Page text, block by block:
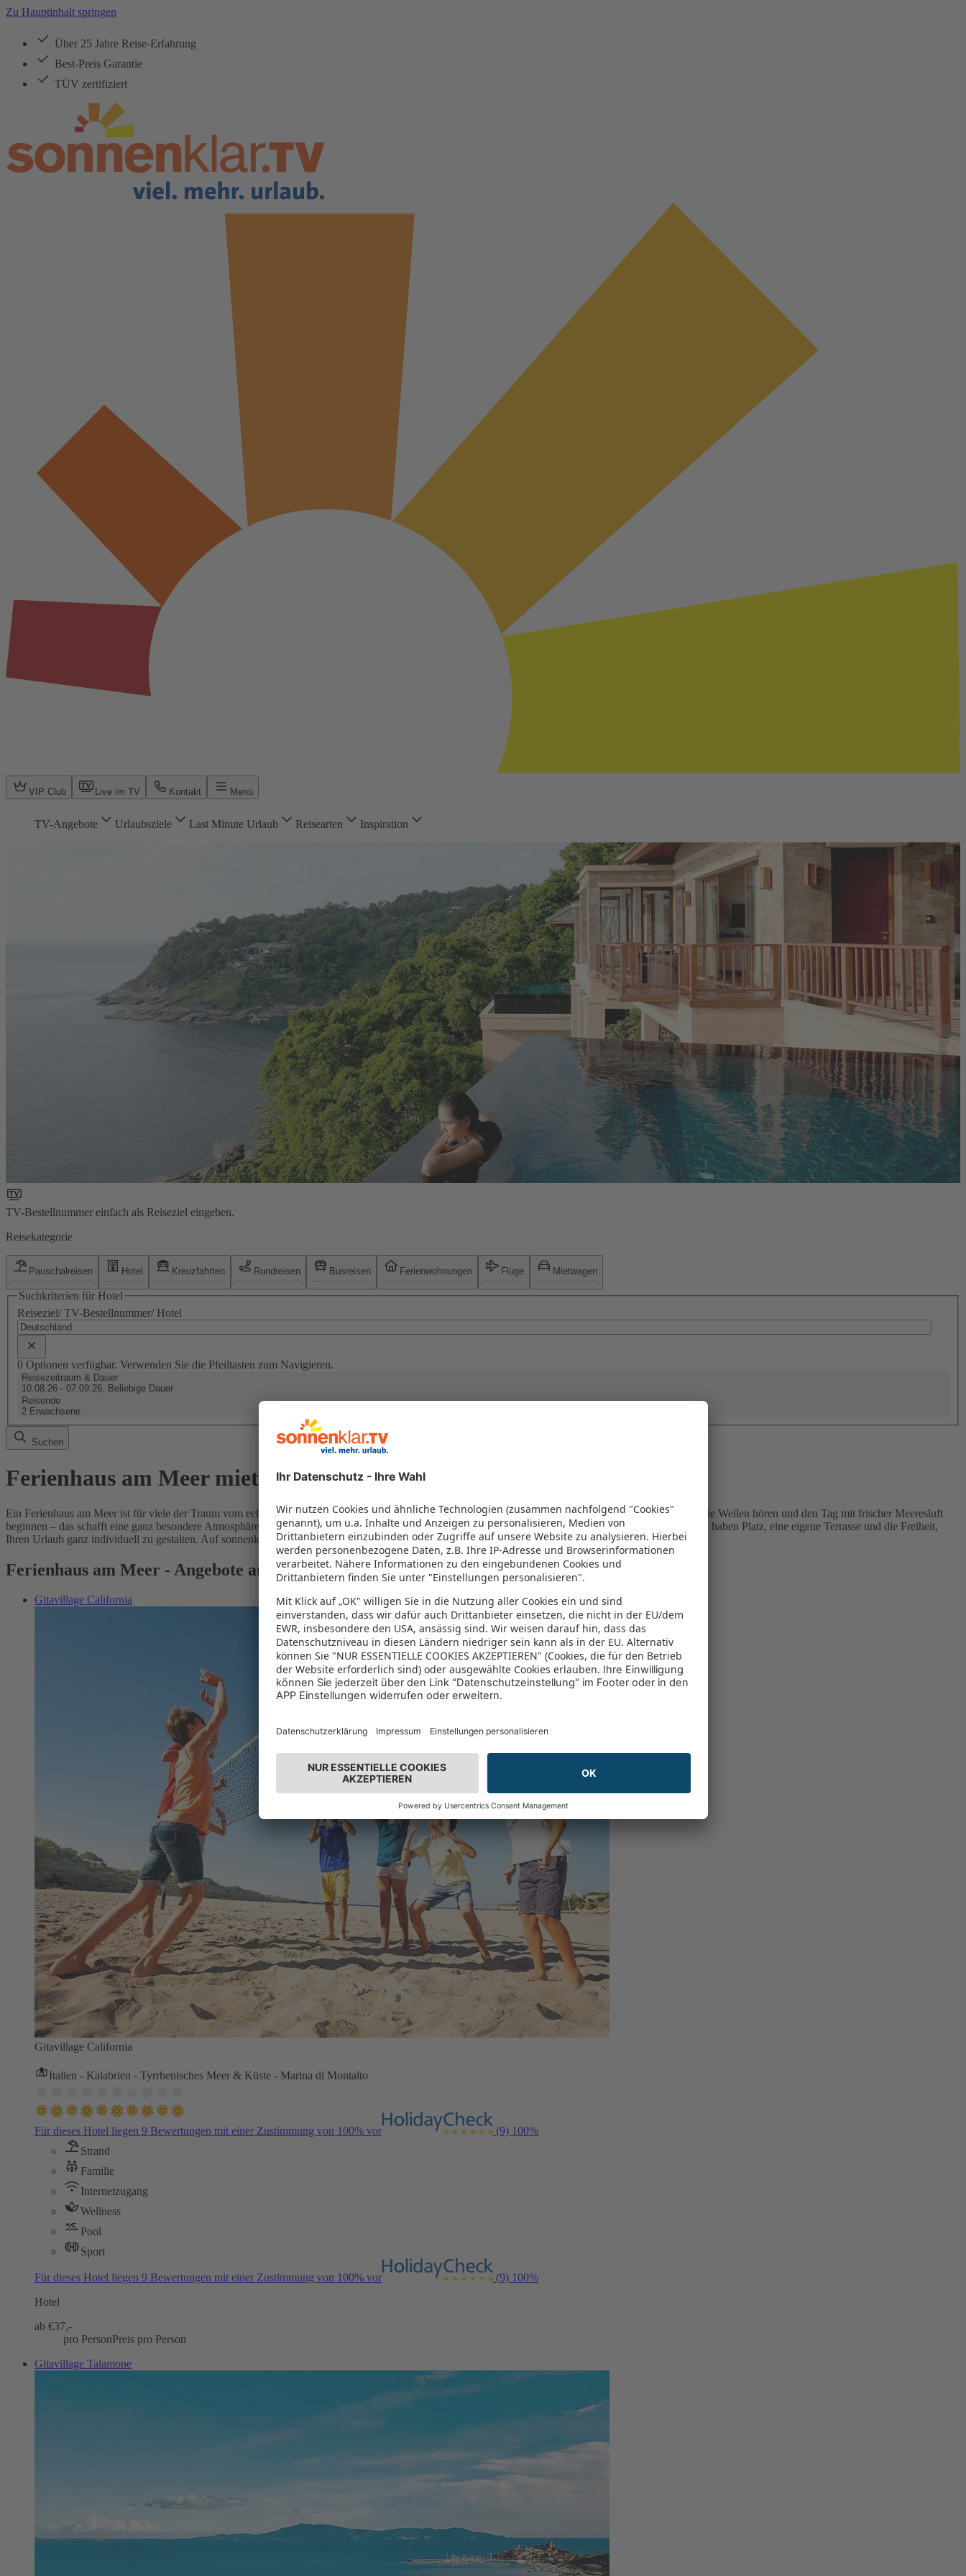
Zu Hauptinhalt springen
Über 25 Jahre Reise-Erfahrung
Best-Preis Garantie
TÜV zertifiziert
VIP Club Live im TV Kontakt Menü
TV-Angebote Urlaubsziele Last Minute Urlaub Reisearten Inspiration
TV-Bestellnummer einfach als Reiseziel eingeben.
Reisekategorie
Pauschalreisen Hotel Kreuzfahrten Rundreisen Busreisen Ferienwohnungen Flüge Mietwagen
Suchkriterien für Hotel
Reiseziel/ TV-Bestellnummer/ Hotel
0 Optionen verfügbar. Verwenden Sie die Pfeiltasten zum Navigieren.
Reisezeitraum & Dauer
10.08.26 - 07.09.26, Beliebige Dauer
Reisende
2 Erwachsene
Suchen
Ferienhaus am Meer mieten
Ein Ferienhaus am Meer ist für viele der Traum vom echten Urlaubsglück. Direkt am Strand oder nur wenige Schritte vom Wasser entfernt aufzuwachen, die Wellen hören und den Tag mit frischer Meeresluft
beginnen – das schafft eine ganz besondere Atmosphäre. Ob an der Nord- oder Ostsee, an der Adria in Kroatien, am Mittelmeer in Spanien oder Italien: Sie haben Platz, eine eigene Terrasse und die Freiheit,
Ihren Urlaub ganz individuell zu gestalten. Auf sonnenklar.TV finden Sie eine große Auswahl an schönen Ferienhäusern am Meer.
Ferienhaus am Meer - Angebote auf sonnenklar.TV
Gitavillage California
Gitavillage California
Italien - Kalabrien - Tyrrhenisches Meer & Küste - Marina di Montalto
Für dieses Hotel liegen 9 Bewertungen mit einer Zustimmung von 100% vor (9) 100%
Strand
Familie
Internetzugang
Wellness
Pool
Sport
Für dieses Hotel liegen 9 Bewertungen mit einer Zustimmung von 100% vor (9) 100%
Hotel
ab €37,-
pro PersonPreis pro Person
Gitavillage Talamone